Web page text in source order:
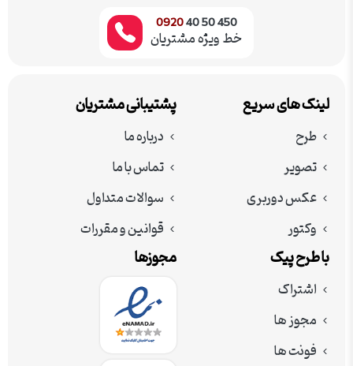
450 50 40
0920
خط ویژه مشتریان
لینک های سریع
طرح
تصویر
عکس دوربری
وکتور
پشتیبانی مشتریان
درباره ما
تماس با ما
سوالات متداول
قوانین و مقررات
با طرح پیک
اشتراک
مجوز ها
فونت ها
مجوزها